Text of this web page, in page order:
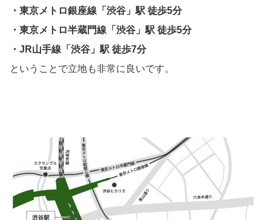
・東京メトロ銀座線「渋谷」駅 徒歩5分
・東京メトロ半蔵門線「渋谷」駅 徒歩5分
・JR山手線「渋谷」駅 徒歩7分
ということで立地も非常に良いです。